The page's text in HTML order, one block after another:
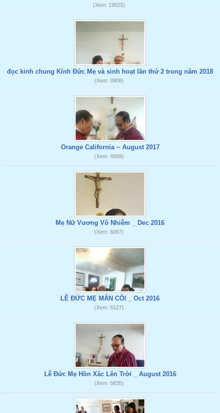
(Xem: 19025)
đọc kinh chung Kính Đức Mẹ và sinh hoạt lần thứ 2 trong năm 2018
(Xem: 8908)
Orange California ~ August 2017
(Xem: 4909)
Mẹ Nữ Vương Vô Nhiễm _ Dec 2016
(Xem: 6067)
LỄ ĐỨC MẸ MÂN CÔI _ Oct 2016
(Xem: 6127)
Lễ Đức Mẹ Hồn Xác Lên Trời _ August 2016
(Xem: 5835)